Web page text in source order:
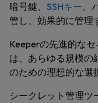
暗号鍵、 SSHキー、
管し、効果的に管理
Keeperの先進的な
は、あらゆる規模の
のための理想的な選
シークレット管理ツ